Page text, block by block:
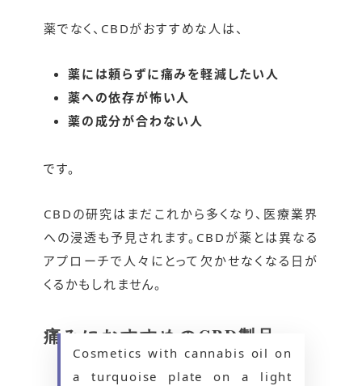
薬でなく、CBDがおすすめな人は、
薬には頼らずに痛みを軽減したい人
薬への依存が怖い人
薬の成分が合わない人
です。
CBDの研究はまだこれから多くなり、医療業界
への浸透も予見されます。CBDが薬とは異なる
アプローチで人々にとって欠かせなくなる日が
くるかもしれません。
痛みにおすすめのCBD製品
Cosmetics with cannabis oil on
a turquoise plate on a light